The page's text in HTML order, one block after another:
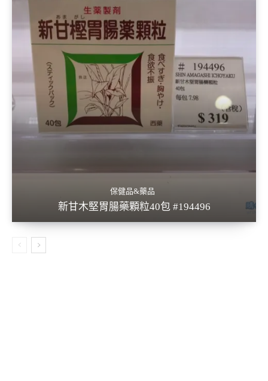
保健品&藥品
新甘木堅胃腸藥顆粒40包 #194496